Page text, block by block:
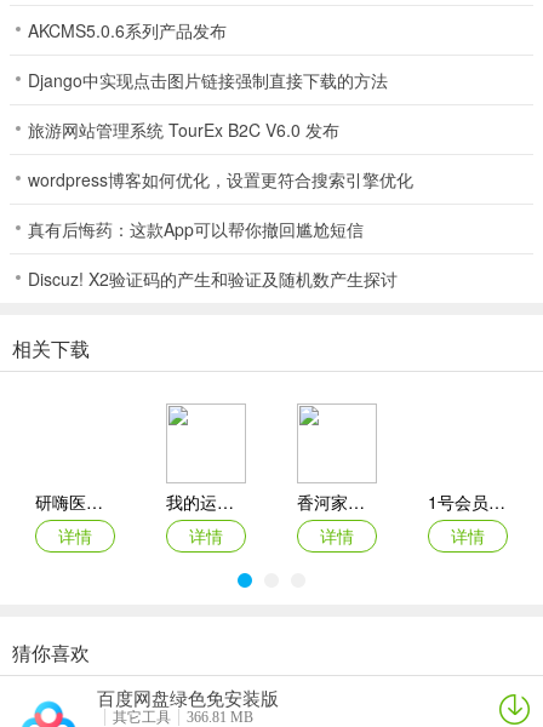
松鼠宝2026最新版本使用说明
1. 资金援助：为想提升自己的用户提供资金支持，助力培训学习。
2. 信用卡申请：学生时代办理信用卡不再复杂，一键申请，快速下卡
3. 在线学习：携手主流教育机构，有编程、健身、舞蹈、瑜伽等课
程，在线教育省心，倡导高效学习。
信息录入、金额交易信息查询、内部沟通系统等，减轻负担，提高效
5. 安全保障：采用现代密码算法和信息存储手段，主动保护数据安
松鼠宝宝吃什么食物
你可能想问的是松鼠宝app能帮用户解决什么需求。这款软件可是相
管理服务，比如学生信息录入、金额交易信息查询、内部沟通系统
等，帮招生人员减轻工作负担，提高效率。有了它，10秒钟就能录入
一条生源线索，抛弃繁琐登记流程。还支持在线索管理模块一键导出
AKCMS5.0.6系列产品发布
Django中实现点击图片链接强制直接下载的方法
旅游网站管理系统 TourEx B2C V6.0 发布
wordpress博客如何优化，设置更符合搜索引擎优化
真有后悔药：这款App可以帮你撤回尴尬短信
Discuz! X2验证码的产生和验证及随机数产生探讨
相关下载
研嗨医管(医院管理平台)
详情
我的运动馆app
详情
香河家具城网上商城app
详情
1号会员店(电商购物平台)
详情
尚美滋
详情
托特衣箱官方版
详情
多特瑞app
黑淘app
猜你喜欢
百度网盘绿色免安装版
其它工具
366.81 MB